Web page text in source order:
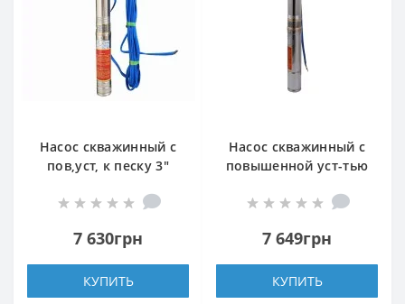
Насос скважинный с
пов,уст, к песку 3″
0,25 кВт 45м +
NEW
7 630грн
КУПИТЬ
Насос скважинный с
повышенной уст-тью
3,5SDm3/11 0,55 кВт
7 649грн
КУПИТЬ